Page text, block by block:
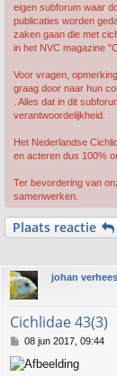
eigen subforum waar
publicaties worden
zaken gaan die met
in het NVC magazine
Voor vragen,
graag door naar hun
. Alles dat in dit
verantwoordelijkheid.
Het Nederlandse
en acteren dus 100%
Ter bevordering van
samenwerken.
Plaats reactie
johan
Cichlidae 43(3)
B
e
r
08 jun 2017, 09:44